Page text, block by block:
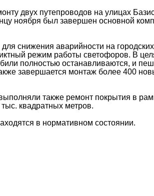
двух путепроводов на улицах
ноября был завершен основной
снижения аварийности на
режим работы светофоров. В
полностью останавливаются, и
завершается монтаж более 400
также ремонт покрытия в
квадратных метров.
в нормативном состоянии.